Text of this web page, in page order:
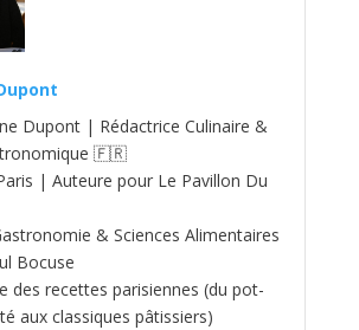
Dupont | Rédactrice Culinaire &
🇫🇷
| Auteure pour Le Pavillon Du
& Sciences Alimentaires
Bocuse
des recettes parisiennes (du pot-
aux classiques pâtissiers)